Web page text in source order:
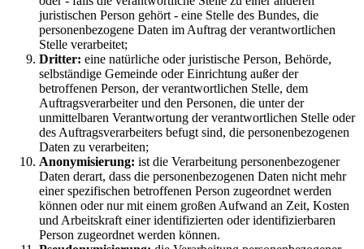
juristischen Person gehört - eine Stelle des Bundes, die
personenbezogene Daten im Auftrag der verantwortlichen
Stelle verarbeitet;
Dritter: eine natürliche oder juristische Person, Behörde,
selbständige Gemeinde oder Einrichtung außer der
betroffenen Person, der verantwortlichen Stelle, dem
Auftragsverarbeiter und den Personen, die unter der
unmittelbaren Verantwortung der verantwortlichen Stelle oder
des Auftragsverarbeiters befugt sind, die personenbezogenen
Daten zu verarbeiten;
Anonymisierung: ist die Verarbeitung personenbezogener
Daten derart, dass die personenbezogenen Daten nicht mehr
einer spezifischen betroffenen Person zugeordnet werden
können oder nur mit einem großen Aufwand an Zeit, Kosten
und Arbeitskraft einer identifizierten oder identifizierbaren
Person zugeordnet werden können.